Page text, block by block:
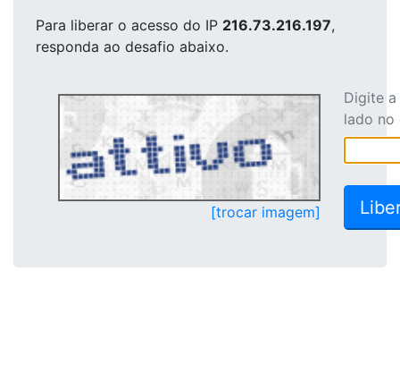
Para liberar o acesso do IP 216.73.216.197,
responda ao desafio abaixo.
[trocar imagem]
Digite
lado no